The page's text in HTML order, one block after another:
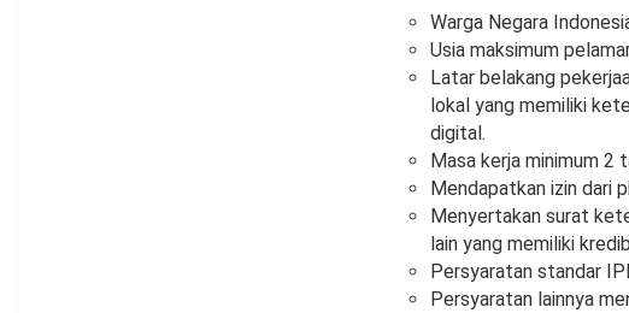
Warga Negara
Usia maksimum
Latar belakang
lokal yang memiliki
digital.
Masa kerja minimum 2
Mendapatkan izin dari
Menyertakan surat
lain yang memiliki
Persyaratan standar
Persyaratan lainnya